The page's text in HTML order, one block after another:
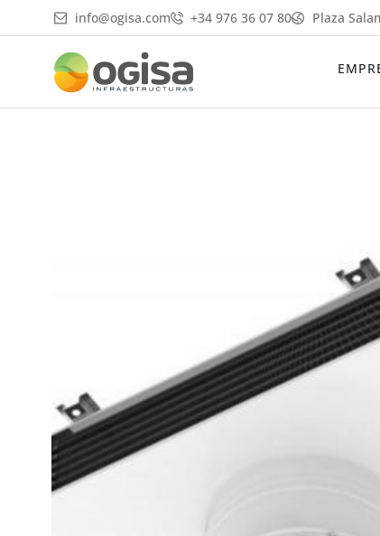
al
contenido
info@ogisa.com +34 976 36 07 80 Plaza